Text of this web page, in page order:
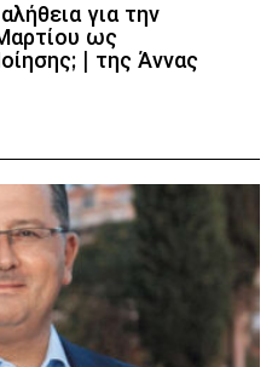
για την
ως
| της Άννας